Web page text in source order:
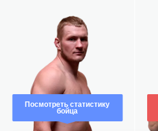
Посмотреть статистику
бойца